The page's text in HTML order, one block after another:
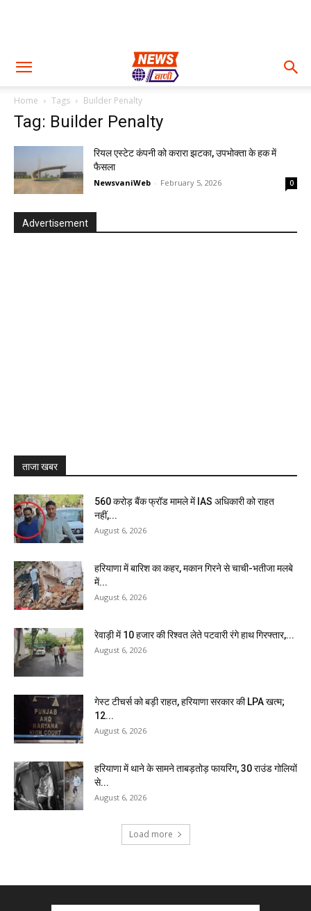
Home Tags Builder Penalty
Tag: Builder Penalty
रियल एस्टेट कंपनी को करारा झटका, उपभोक्ता के हक में
फैसला
NewsvaniWeb - February 5, 2026 0
Advertisement
ताजा खबर
₹560 करोड़ बैंक फ्रॉड मामले में IAS अधिकारी को राहत
नहीं,...
August 6, 2026
हरियाणा में बारिश का कहर, मकान गिरने से चाची-भतीजा मलबे
में...
August 6, 2026
रेवाड़ी में 10 हजार की रिश्वत लेते पटवारी रंगे हाथ गिरफ्तार,...
August 6, 2026
गेस्ट टीचर्स को बड़ी राहत, हरियाणा सरकार की LPA खत्म;
12...
August 6, 2026
हरियाणा में थाने के सामने ताबड़तोड़ फायरिंग, 30 राउंड गोलियों
से...
August 6, 2026
Load more